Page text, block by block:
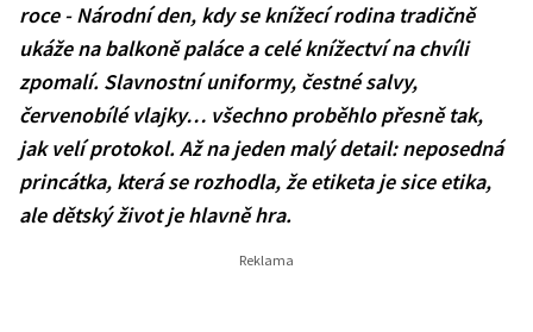
roce - Národní den, kdy se knížecí rodina tradičně
ukáže na balkoně paláce a celé knížectví na chvíli
zpomalí. Slavnostní uniformy, čestné salvy,
červenobílé vlajky… všechno proběhlo přesně tak,
jak velí protokol. Až na jeden malý detail: neposedná
princátka, která se rozhodla, že etiketa je sice etika,
ale dětský život je hlavně hra.